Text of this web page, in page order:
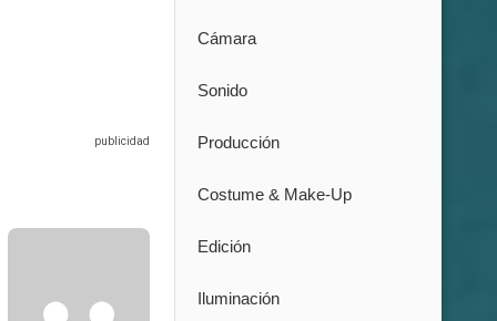
Cámara
Sonido
Producción
Costume & Make-Up
Edición
Iluminación